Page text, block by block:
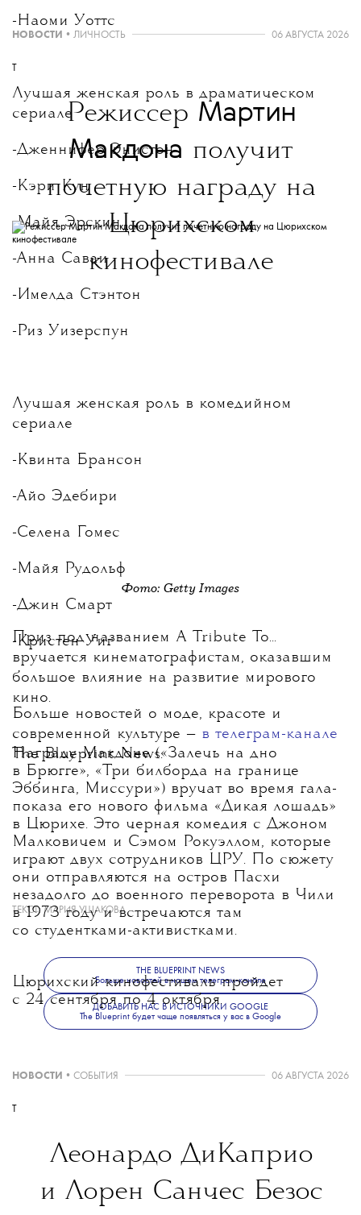
-Наоми Уоттс
Лучшая женская роль в драматическом
сериале
-Дженнифер Энистон
-Кэри Кун
-Майя Эрскин
-Анна Саваи
-Имелда Стэнтон
-Риз Уизерспун
Лучшая женская роль в комедийном
сериале
-Квинта Брансон
-Айо Эдебири
-Селена Гомес
-Майя Рудольф
-Джин Смарт
-Кристен Уиг
Больше новостей о моде, красоте и
современной культуре — в телеграм-канале
The Blueprint News.
НОВОСТИ • ЛИЧНОСТЬ 06 АВГУСТА 2026
T
Режиссер Мартин
Макдона получит
почетную награду на
Цюрихском
кинофестивале
Фото: Getty Images
Приз под названием A Tribute To...
вручается кинематографистам, оказавшим
большое влияние на развитие мирового
кино.
Награду Макдоне («Залечь на дно
в Брюгге», «Три билборда на границе
Эббинга, Миссури») вручат во время гала-
показа его нового фильма «Дикая лошадь»
в Цюрихе. Это черная комедия с Джоном
Малковичем и Сэмом Рокуэллом, которые
играют двух сотрудников ЦРУ. По сюжету
они отправляются на остров Пасхи
незадолго до военного переворота в Чили
в 1973 году и встречаются там
со студентками-активистками.
Цюрихский кинофестиваль пройдет
с 24 сентября по 4 октября.
ТЕКСТ:МАРИЯ УШАКОВА
THE BLUEPRINT NEWS
Больше новостей в нашем телеграм-канале
ДОБАВИТЬ НАС В ИСТОЧНИКИ GOOGLE
The Blueprint будет чаще появляться у вас в Google
НОВОСТИ • СОБЫТИЯ 06 АВГУСТА 2026
T
Леонардо ДиКаприо
и Лорен Санчес Безос